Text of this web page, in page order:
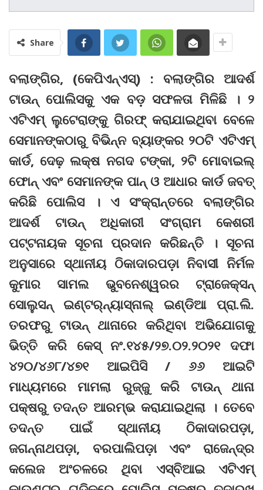
Share
ବଲାଙ୍ଗିର, (କେପିଏନ୍‌ଏସ୍‌) : ବଲାଙ୍ଗିର ଆଦର୍ଶ
ଟାଉନ୍‌ ପୋଲିସକୁ ଏକ ବଡ଼ ସଫଳତା ମିଳିଛି । ୨
ଏଟିଏମ୍‌ ଲୁଟେରାଙ୍କୁ ଗିରଫ୍‌ କରାଯାଇଥିବା ବେଳେ
ସେମାନଙ୍କଠାରୁ ବିଭିନ୍ନ ବ୍ୟାଙ୍କର ୨୦ଟି ଏଟିଏମ୍‌
କାର୍ଡ, ଦେଢ଼ ଲକ୍ଷ ନଗଦ ଟଙ୍କା, ୨ଟି ମୋବାଇଲ୍‌
ଫୋନ୍‌ ଏବଂ ସେମାନଙ୍କ ପାନ୍‌ ଓ ଆଧାର କାର୍ଡ ଜବତ୍‌
କରିଛି ପୋଲିସ । ଏ ସଂକ୍ରାନ୍ତରେ ବଲାଙ୍ଗିର
ଆଦର୍ଶ ଟାଉନ୍‌ ଅଧିକାରୀ ସଂଗ୍ରାମ କେଶରୀ
ପଟ୍ଟନାୟକ ସୂଚନା ପ୍ରଦାନ କରିଛନ୍ତି । ସୂଚନା
ଅନୁସାରେ ସ୍ଥାନୀୟ ଠିକାଦାରପଡ଼ା ନିବାସୀ ନିର୍ମଳ
କୁମାର ସାମଲ ଭୁବନେଶ୍ୱରର ଟ୍ରାଜେକ୍‌ସନ୍‌
ସୋଲୁସନ୍‌ ଇଣ୍ଟର୍‌ନ୍ୟାସ୍‌ନାଲ୍‌ ଇଣ୍ଡିଆ ପ୍ରା.ଲି.
ତରଫରୁ ଟାଉନ୍‌ ଥାନାରେ କରିଥିବା ଅଭିଯୋଗକୁ
ଭିତ୍ତି କରି କେସ୍‌ ନଂ.୧୪୫/୨୭.୦୨.୨୦୨୧ ଦଫା
୪୨୦/୪୬୮/୪୭୧ ଆଇପିସି / ୬୬ ଆଇଟି
ମାଧ୍ୟମରେ ମାମଲା ରୁଜ୍ଜୁ କରି ଟାଉନ୍‌ ଥାନା
ପକ୍ଷରୁ ତଦନ୍ତ ଆରମ୍ଭ କରାଯାଇଥିଲା । ତେବେ
ତଦନ୍ତ ପାଇଁ ସ୍ଥାନୀୟ ଠିକାଦାରପଡ଼ା,
ଜଗନ୍ନାଥପଡ଼ା, ବରପାଲିପଡ଼ା ଏବଂ ରାଜେନ୍ଦ୍ର
କଲେଜ ଅଂଚଳରେ ଥିବା ଏସ୍‌ବିଆଇ ଏଟିଏମ୍‌